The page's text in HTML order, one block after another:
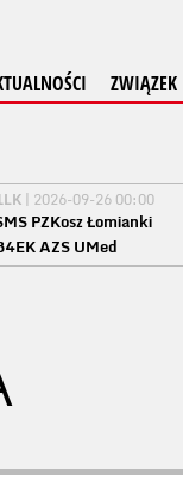
ZWIĄZEK
| 2026-09-26 00:00
PZKosz Łomianki
AZS UMed